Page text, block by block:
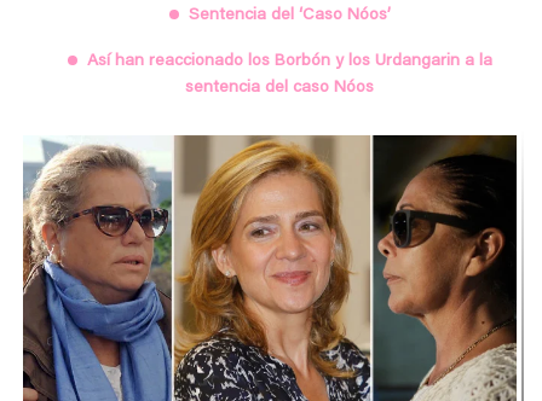
Sentencia del ‘Caso Nóos’
Así han reaccionado los Borbón y los Urdangarin a la
sentencia del caso Nóos